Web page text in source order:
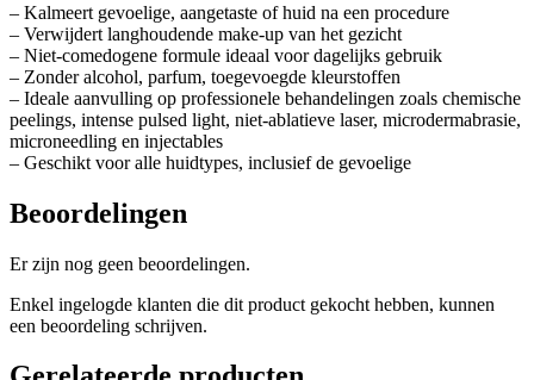
– Kalmeert gevoelige, aangetaste of huid na een procedure
– Verwijdert langhoudende make-up van het gezicht
– Niet-comedogene formule ideaal voor dagelijks gebruik
– Zonder alcohol, parfum, toegevoegde kleurstoffen
– Ideale aanvulling op professionele behandelingen zoals chemische
peelings, intense pulsed light, niet-ablatieve laser, microdermabrasie,
microneedling en injectables
– Geschikt voor alle huidtypes, inclusief de gevoelige
Beoordelingen
Er zijn nog geen beoordelingen.
Enkel ingelogde klanten die dit product gekocht hebben, kunnen
een beoordeling schrijven.